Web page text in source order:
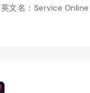
文名：Service